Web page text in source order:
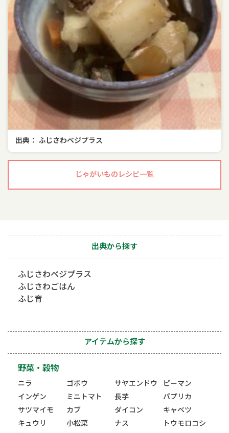
出典： ふじさわベジプラス
じゃがいものレシピ一覧
出典から探す
ふじさわベジプラス
ふじさわごはん
ふじ育
アイテムから探す
野菜・穀物
ニラ ゴボウ サヤエンドウ
ピーマン
インゲン
ミニトマト 長芋
パプリカ
サツマイモ
カブ ダイコン
キャベツ
キュウリ
小松菜 ナス
トウモロコシ